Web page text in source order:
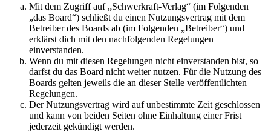
Mit dem Zugriff auf „Schwerkraft-Verlag“ (im Folgenden
„das Board“) schließt du einen Nutzungsvertrag mit dem
Betreiber des Boards ab (im Folgenden „Betreiber“) und
erklärst dich mit den nachfolgenden Regelungen
einverstanden.
Wenn du mit diesen Regelungen nicht einverstanden bist, so
darfst du das Board nicht weiter nutzen. Für die Nutzung des
Boards gelten jeweils die an dieser Stelle veröffentlichten
Regelungen.
Der Nutzungsvertrag wird auf unbestimmte Zeit geschlossen
und kann von beiden Seiten ohne Einhaltung einer Frist
jederzeit gekündigt werden.